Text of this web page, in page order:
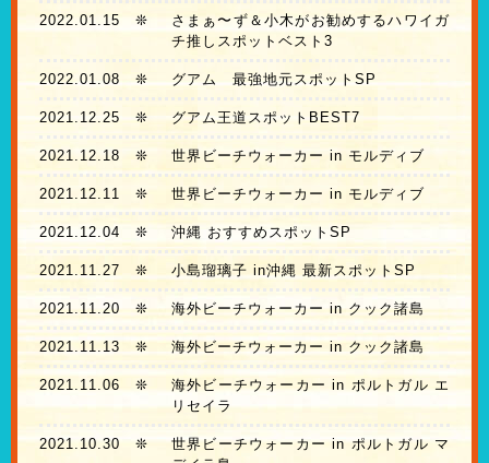
2022.01.15 ❊
さまぁ〜ず＆小木がお勧めするハワイガ
チ推しスポットベスト3
2022.01.08❊ グアム 最強地元スポットSP
2021.12.25 ❊ グアム王道スポットBEST7
2021.12.18 ❊ 世界ビーチウォーカー in モルディブ
2021.12.11 ❊ 世界ビーチウォーカー in モルディブ
2021.12.04 ❊ 沖縄 おすすめスポットSP
2021.11.27 ❊ 小島瑠璃子 in沖縄 最新スポットSP
2021.11.20❊ 海外ビーチウォーカー in クック諸島
2021.11.13 ❊ 海外ビーチウォーカー in クック諸島
2021.11.06 ❊
海外ビーチウォーカー in ポルトガル エ
リセイラ
2021.10.30 ❊
世界ビーチウォーカー in ポルトガル マ